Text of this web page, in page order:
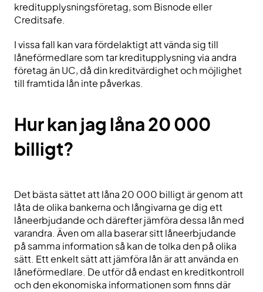
kreditupplysningsföretag, som Bisnode eller
Creditsafe.
I vissa fall kan vara fördelaktigt att vända sig till
låneförmedlare som tar kreditupplysning via andra
företag än UC, då din kreditvärdighet och möjlighet
till framtida lån inte påverkas.
Hur kan jag låna 20 000
billigt?
Det bästa sättet att låna 20 000 billigt är genom att
låta de olika bankerna och långivarna ge dig ett
låneerbjudande och därefter jämföra dessa lån med
varandra. Även om alla baserar sitt låneerbjudande
på samma information så kan de tolka den på olika
sätt. Ett enkelt sätt att jämföra lån är att använda en
låneförmedlare. De utför då endast en kreditkontroll
och den ekonomiska informationen som finns där